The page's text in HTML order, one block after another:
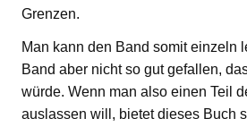
Grenzen.
Man kann den Band somit einzeln
Band aber nicht so gut gefallen,
würde. Wenn man also einen Teil
auslassen will, bietet dieses Buch